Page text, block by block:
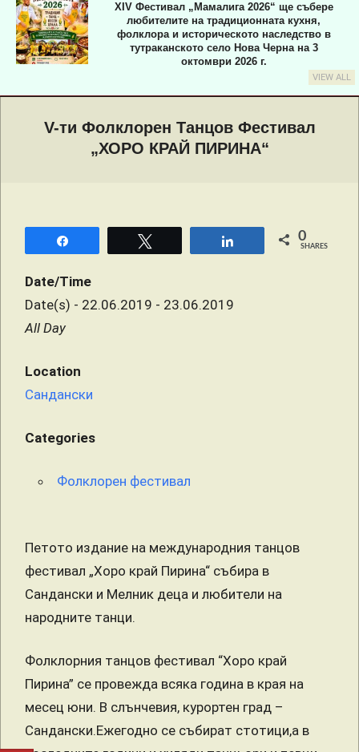
XIV Фестивал „Мамалига 2026“ ще събере
любителите на традиционната кухня,
фолклора и историческото наследство в
тутраканското село Нова Черна на 3
октомври 2026 г.
VIEW ALL
NavigationV-ти Фолклорен Танцов Фестивал
„ХОРО КРАЙ ПИРИНА“
0
SHARES
Date/Time
Date(s) - 22.06.2019 - 23.06.2019
All Day
Location
Сандански
Categories
Фолклорен фестивал
Петото издание на международния танцов
фестивал „Хоро край Пирина“ събира в
Сандански и Мелник деца и любители на
народните танци.
Фолклорния танцов фестивал “Хоро край
Пирина” се провежда всяка година в края на
месец юни. В слънчевия, курортен град –
Сандански.Ежегодно се събират стотици,а в